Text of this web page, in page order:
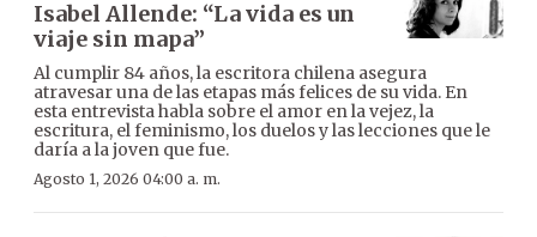
Isabel Allende: “La vida es un
viaje sin mapa”
Al cumplir 84 años, la escritora chilena asegura
atravesar una de las etapas más felices de su vida. En
esta entrevista habla sobre el amor en la vejez, la
escritura, el feminismo, los duelos y las lecciones que le
daría a la joven que fue.
Agosto 1, 2026 04:00 a. m.